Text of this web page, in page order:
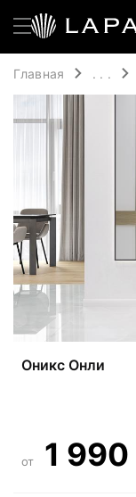
Главная . . .
Оникс Онли
от 1 990